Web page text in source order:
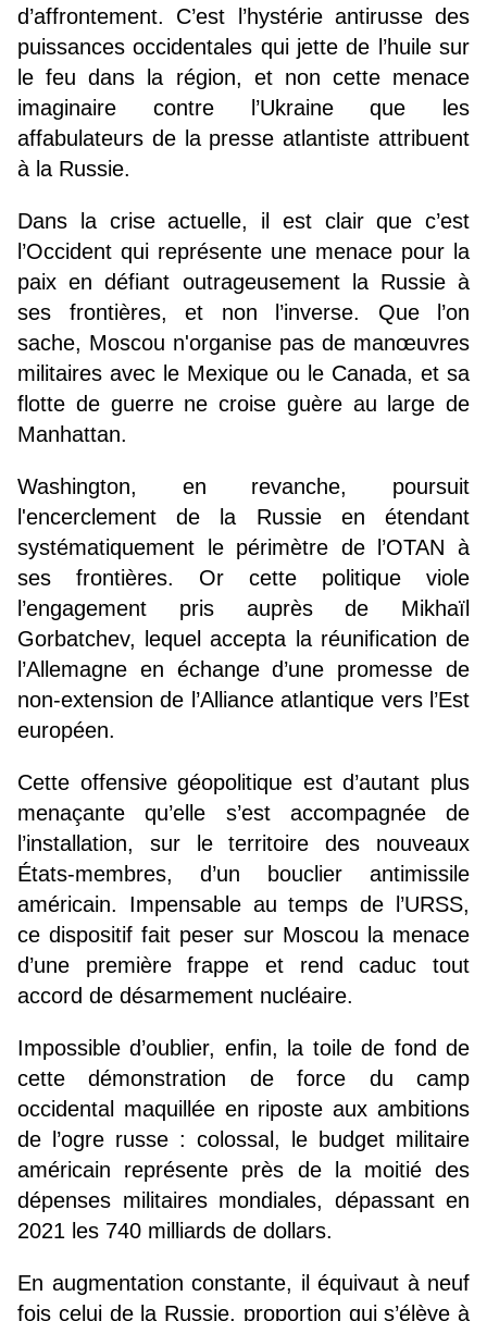
d’affrontement. C’est l’hystérie antirusse des
puissances occidentales qui jette de l’huile sur
le feu dans la région, et non cette menace
imaginaire contre l’Ukraine que les
affabulateurs de la presse atlantiste attribuent
à la Russie.
Dans la crise actuelle, il est clair que c’est
l’Occident qui représente une menace pour la
paix en défiant outrageusement la Russie à
ses frontières, et non l’inverse. Que l’on
sache, Moscou n'organise pas de manœuvres
militaires avec le Mexique ou le Canada, et sa
flotte de guerre ne croise guère au large de
Manhattan.
Washington, en revanche, poursuit
l'encerclement de la Russie en étendant
systématiquement le périmètre de l’OTAN à
ses frontières. Or cette politique viole
l’engagement pris auprès de Mikhaïl
Gorbatchev, lequel accepta la réunification de
l’Allemagne en échange d’une promesse de
non-extension de l’Alliance atlantique vers l’Est
européen.
Cette offensive géopolitique est d’autant plus
menaçante qu’elle s’est accompagnée de
l’installation, sur le territoire des nouveaux
États-membres, d’un bouclier antimissile
américain. Impensable au temps de l’URSS,
ce dispositif fait peser sur Moscou la menace
d’une première frappe et rend caduc tout
accord de désarmement nucléaire.
Impossible d’oublier, enfin, la toile de fond de
cette démonstration de force du camp
occidental maquillée en riposte aux ambitions
de l’ogre russe : colossal, le budget militaire
américain représente près de la moitié des
dépenses militaires mondiales, dépassant en
2021 les 740 milliards de dollars.
En augmentation constante, il équivaut à neuf
fois celui de la Russie, proportion qui s’élève à